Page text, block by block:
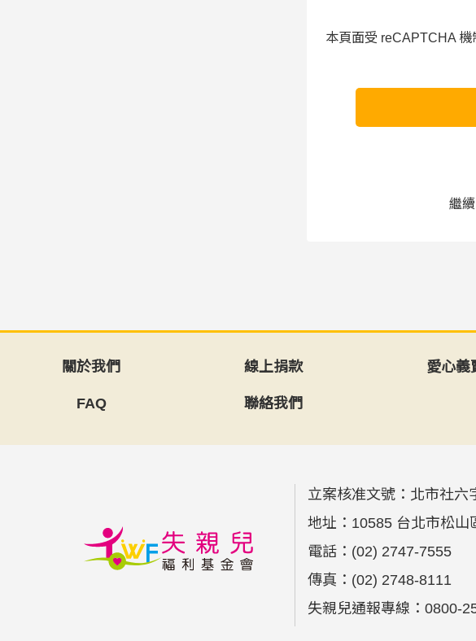
本頁面受 reCAPTCHA
繼
關於我們 線上捐款 愛心義
FAQ 聯絡我們
立案核准文號：北市社六
地址： 10585 台北市松山
電話： (02) 2747-7555
傳真： (02) 2748-8111
失親兒通報專線：0800-